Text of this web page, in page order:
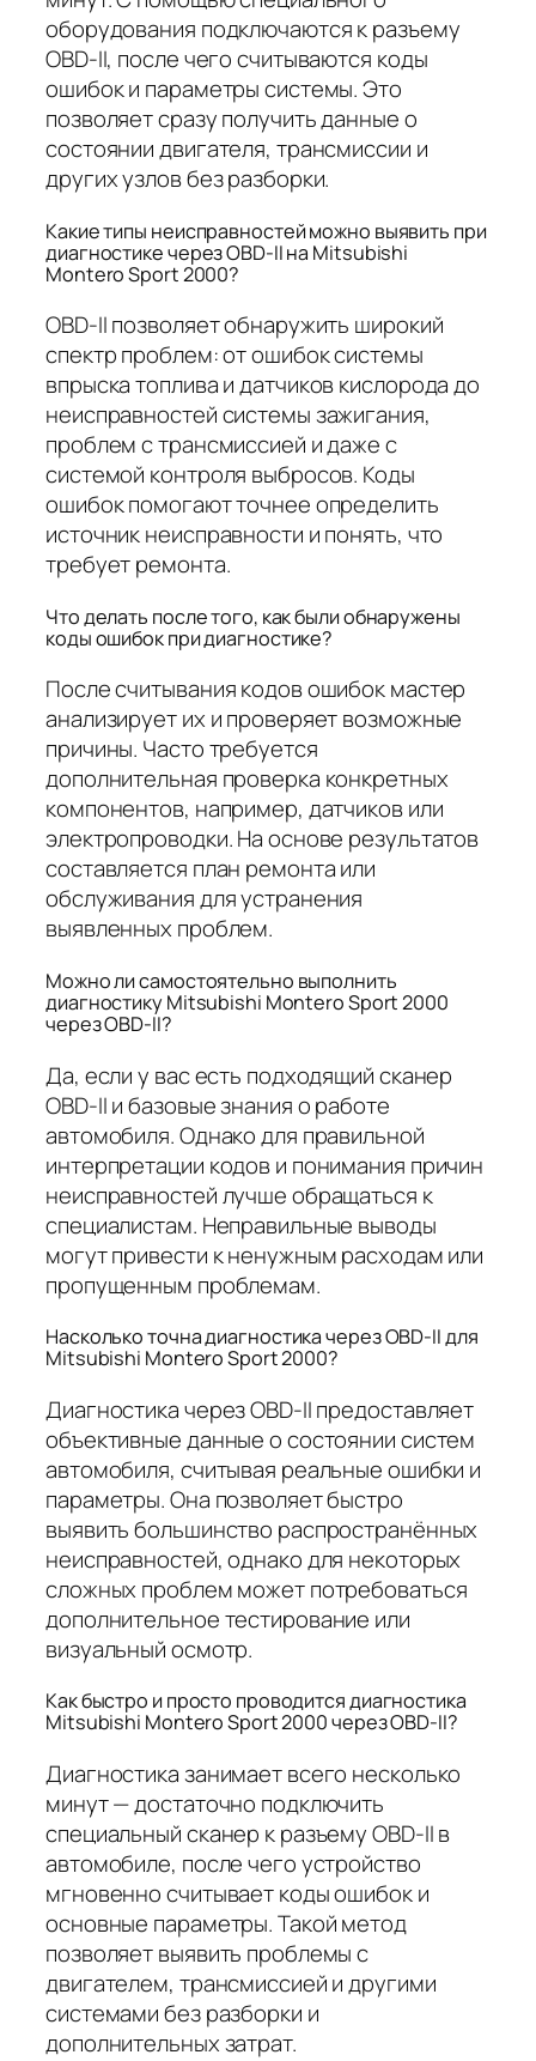
оборудования подключаются к разъему
OBD-II, после чего считываются коды
ошибок и параметры системы. Это
позволяет сразу получить данные о
состоянии двигателя, трансмиссии и
других узлов без разборки.
Какие типы неисправностей можно выявить при
диагностике через OBD-II на Mitsubishi
Montero Sport 2000?
OBD-II позволяет обнаружить широкий
спектр проблем: от ошибок системы
впрыска топлива и датчиков кислорода до
неисправностей системы зажигания,
проблем с трансмиссией и даже с
системой контроля выбросов. Коды
ошибок помогают точнее определить
источник неисправности и понять, что
требует ремонта.
Что делать после того, как были обнаружены
коды ошибок при диагностике?
После считывания кодов ошибок мастер
анализирует их и проверяет возможные
причины. Часто требуется
дополнительная проверка конкретных
компонентов, например, датчиков или
электропроводки. На основе результатов
составляется план ремонта или
обслуживания для устранения
выявленных проблем.
Можно ли самостоятельно выполнить
диагностику Mitsubishi Montero Sport 2000
через OBD-II?
Да, если у вас есть подходящий сканер
OBD-II и базовые знания о работе
автомобиля. Однако для правильной
интерпретации кодов и понимания причин
неисправностей лучше обращаться к
специалистам. Неправильные выводы
могут привести к ненужным расходам или
пропущенным проблемам.
Насколько точна диагностика через OBD-II для
Mitsubishi Montero Sport 2000?
Диагностика через OBD-II предоставляет
объективные данные о состоянии систем
автомобиля, считывая реальные ошибки и
параметры. Она позволяет быстро
выявить большинство распространённых
неисправностей, однако для некоторых
сложных проблем может потребоваться
дополнительное тестирование или
визуальный осмотр.
Как быстро и просто проводится диагностика
Mitsubishi Montero Sport 2000 через OBD-II?
Диагностика занимает всего несколько
минут — достаточно подключить
специальный сканер к разъему OBD-II в
автомобиле, после чего устройство
мгновенно считывает коды ошибок и
основные параметры. Такой метод
позволяет выявить проблемы с
двигателем, трансмиссией и другими
системами без разборки и
дополнительных затрат.